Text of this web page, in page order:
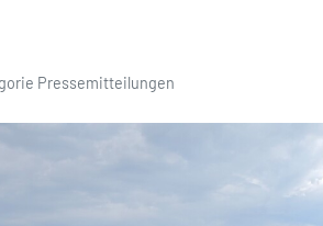
Pressemitteilungen